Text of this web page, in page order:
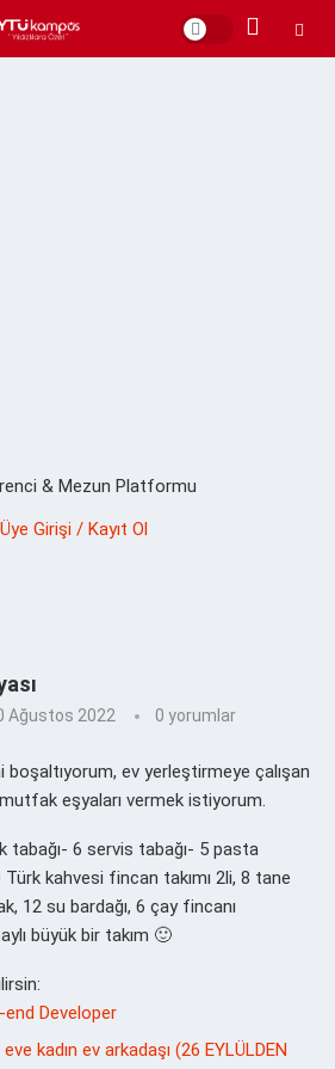
& Mezun Platformu
Üye Girişi / Kayıt Ol
Ağustos 2022 0 yorumlar
boşaltıyorum, ev yerleştirmeye çalışan
eşyaları vermek istiyorum.
tabağı- 6 servis tabağı- 5 pasta
kahvesi fincan takımı 2li, 8 tane
12 su bardağı, 6 çay fincanı
büyük bir takım 🙂
Developer
kadın ev arkadaşı (26 EYLÜLDEN